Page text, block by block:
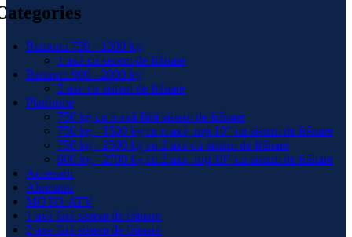
Remorci 750 - 1300 kg
1 axă cu sistem de frânare
Remorci 900 - 2000 kg
2 axe cu sistem de frânare
Platforme
750 kg cu o axă fără sistem de frânare
750 kg - 1500 kg cu o axă, roți 10” cu sistem de frânare
750 kg - 2500 kg cu 2 axe cu sistem de frânare
900 kg - 2700 kg cu 2 axe, roți 10” cu sistem de frânare
Accesorii
Aluminiu
MOTO-ATV
1 axă fără sistem de frânare
2 axe fără sistem de frânare